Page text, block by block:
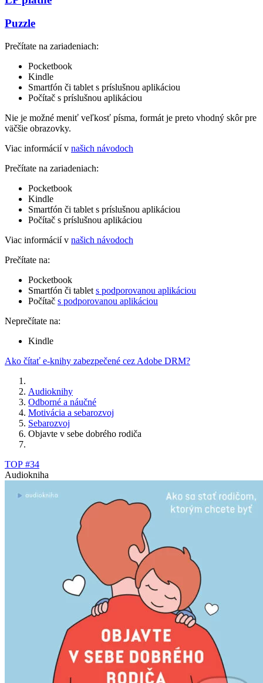
Puzzle
Prečítate na zariadeniach:
Pocketbook
Kindle
Smartfón či tablet s príslušnou aplikáciou
Počítač s príslušnou aplikáciou
Nie je možné meniť veľkosť písma, formát je preto vhodný skôr pre
väčšie obrazovky.
Viac informácií v našich návodoch
Prečítate na zariadeniach:
Pocketbook
Kindle
Smartfón či tablet s príslušnou aplikáciou
Počítač s príslušnou aplikáciou
Viac informácií v našich návodoch
Prečítate na:
Pocketbook
Smartfón či tablet s podporovanou aplikáciou
Počítač s podporovanou aplikáciou
Neprečítate na:
Kindle
Ako čítať e-knihy zabezpečené cez Adobe DRM?
Audioknihy
Odborné a náučné
Motivácia a sebarozvoj
Sebarozvoj
Objavte v sebe dobrého rodiča
TOP #34
Audiokniha